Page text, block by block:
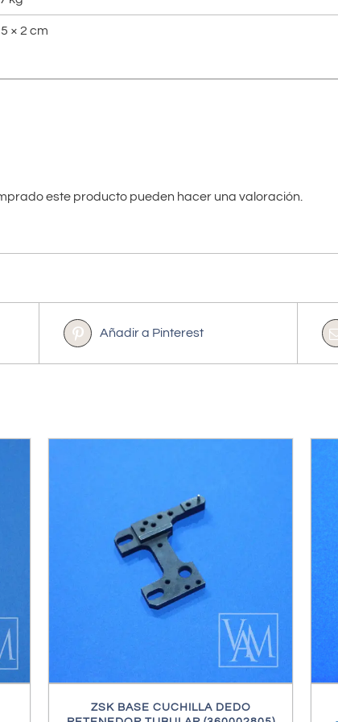
× 2 cm
este producto pueden hacer una valoración.
Añadir a Pinterest
ZSK BASE CUCHILLA DEDO
/ DETALLES